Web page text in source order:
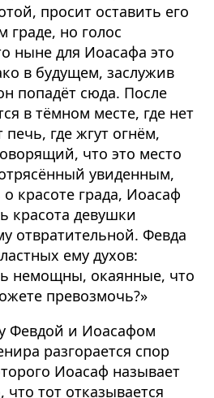
просит оставить его
граде, но голос
ныне для Иоасафа это
в будущем, заслужив
попадёт сюда. После
в тёмном месте, где нет
где жгут огнём,
что это место
увиденным,
красоте града, Иоасаф
красота девушки
отвратительной. Февда
ему духов:
немощны, окаянные, что
превозмочь?»
Февдой и Иоасафом
разгорается спор
Иоасаф называет
что тот отказывается